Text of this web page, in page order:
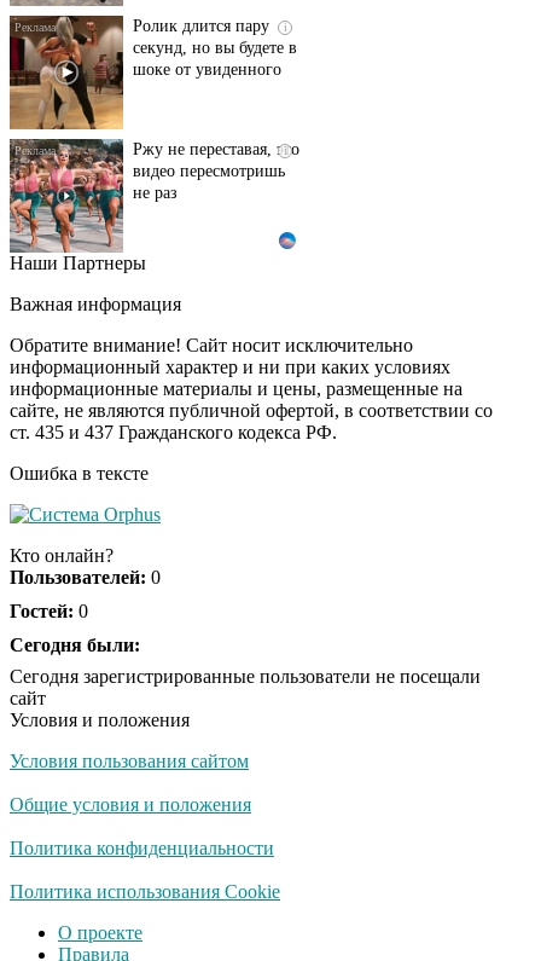
i
Ролик длится пару
секунд, но вы будете в
шоке от увиденного
i
Ржу не переставая, это
видео пересмотришь
не раз
Ролик из Омска: вы
i
Королева вагона
отожгла! Видео не
оставит равнодушным
Наши Партнеры
Важная информация
Обратите внимание! Сайт носит исключительно
информационный характер и ни при каких условиях
информационные материалы и цены, размещенные на
сайте, не являются публичной офертой, в соответствии со
ст. 435 и 437 Гражданского кодекса РФ.
Ошибка в тексте
Кто онлайн?
Пользователей: 0
Гостей: 0
Сегодня были:
Сегодня зарегистрированные пользователи не посещали
сайт
Условия и положения
Условия пользования сайтом
Общие условия и положения
Политика конфиденциальности
Политика использования Cookie
О проекте
Правила